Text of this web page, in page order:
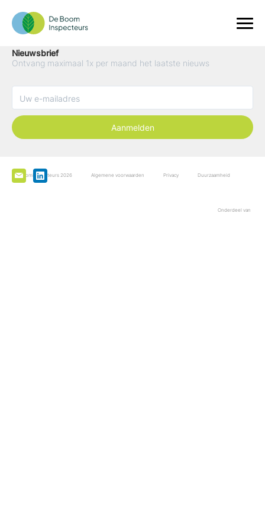
Nieuwsbrief
Ontvang maximaal 1x per maand het laatste nieuws
Aanmelden
De Boominspecteurs 2026 Algemene voorwaarden Privacy Duurzaamheid
Onderdeel van